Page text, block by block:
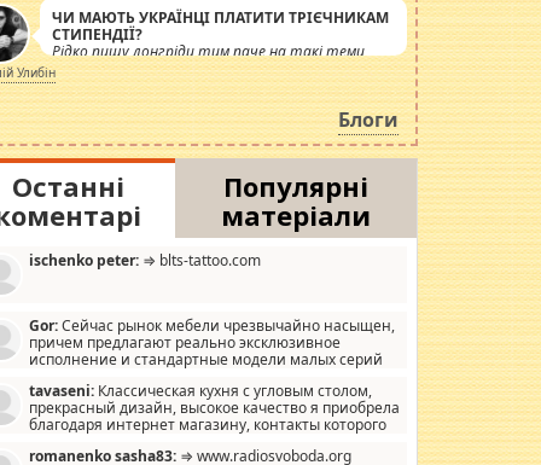
ЧИ МАЮТЬ УКРАЇНЦІ ПЛАТИТИ ТРІЄЧНИКАМ
СТИПЕНДІЇ?
Рідко пишу лонгріди тим паче на такі теми,
але вже просто дістало! Обурюють сьогоднішні
інсенуації навколо стипендіального питання.
Штучно роздувається ще одна соціальна
катастрофа.
Улибін
Блоги
Останні
Популярні
матеріали
ischenko peter: ⇒ blts-tattoo.com
Gor:Сейчас рынок мебели чрезвычайно насыщен,
причем предлагают реально эксклюзивное
исполнение и стандартные модели малых серий
мало походит на стандартные формы, в MebelOk,
и что главное - со вкусом все в порядке,
ненужных наворотов удорожающих мебель, а это не
tavaseni: Классическая кухня с угловым столом,
прекрасный дизайн, высокое качество я приобрела
благодаря интернет магазину, контакты которого
romanenko sasha83: ⇒ www.radiosvoboda.org